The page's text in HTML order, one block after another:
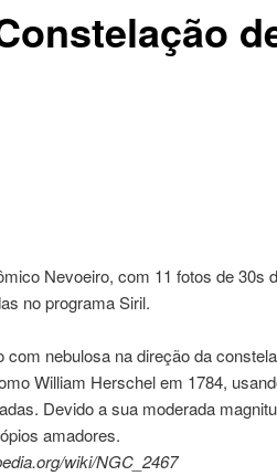
Nevoeiro, com 11 fotos de 30s
no programa Siril.
nebulosa na direção da
William Herschel em 1784,
Devido a sua moderada
amadores.
wiki/NGC_2467